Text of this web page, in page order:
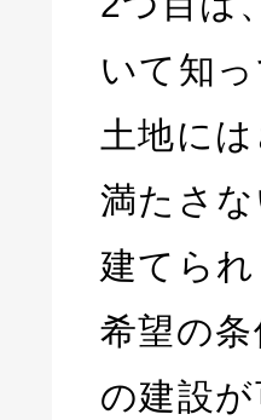
いて知
土地に
満たさ
建てられ
希望の
の建設